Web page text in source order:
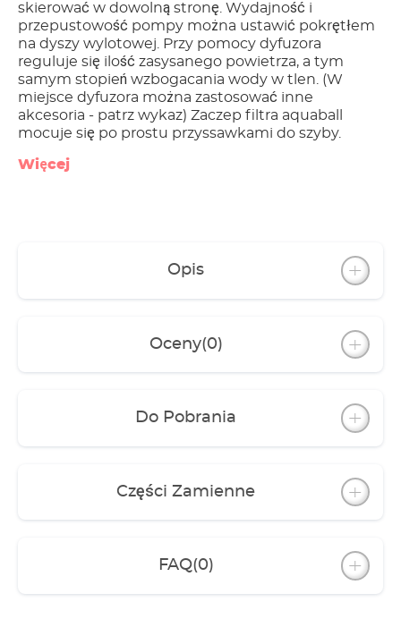
skierować w dowolną stronę. Wydajność i
przepustowość pompy można ustawić pokrętłem
na dyszy wylotowej. Przy pomocy dyfuzora
reguluje się ilość zasysanego powietrza, a tym
samym stopień wzbogacania wody w tlen. (W
miejsce dyfuzora można zastosować inne
akcesoria - patrz wykaz) Zaczep filtra aquaball
mocuje się po prostu przyssawkami do szyby.
Więcej
Opis
Oceny(0)
Do Pobrania
Części Zamienne
FAQ(0)